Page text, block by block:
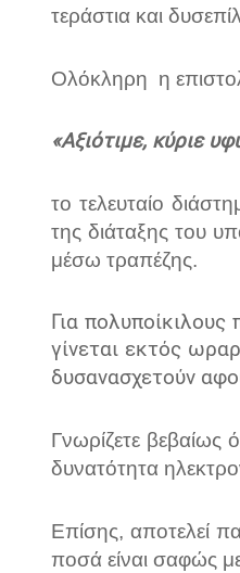
τεράστια και
Ολόκληρη η
«Αξιότιμε, κύριε
το τελευταίο
της διάταξης του
μέσω τραπέζης.
Για
γίνεται εκτός
δυσανασχετούν
Γνωρίζετε βεβαίως
δυνατότητα
Επίσης, αποτελεί
ποσά είναι σαφώς